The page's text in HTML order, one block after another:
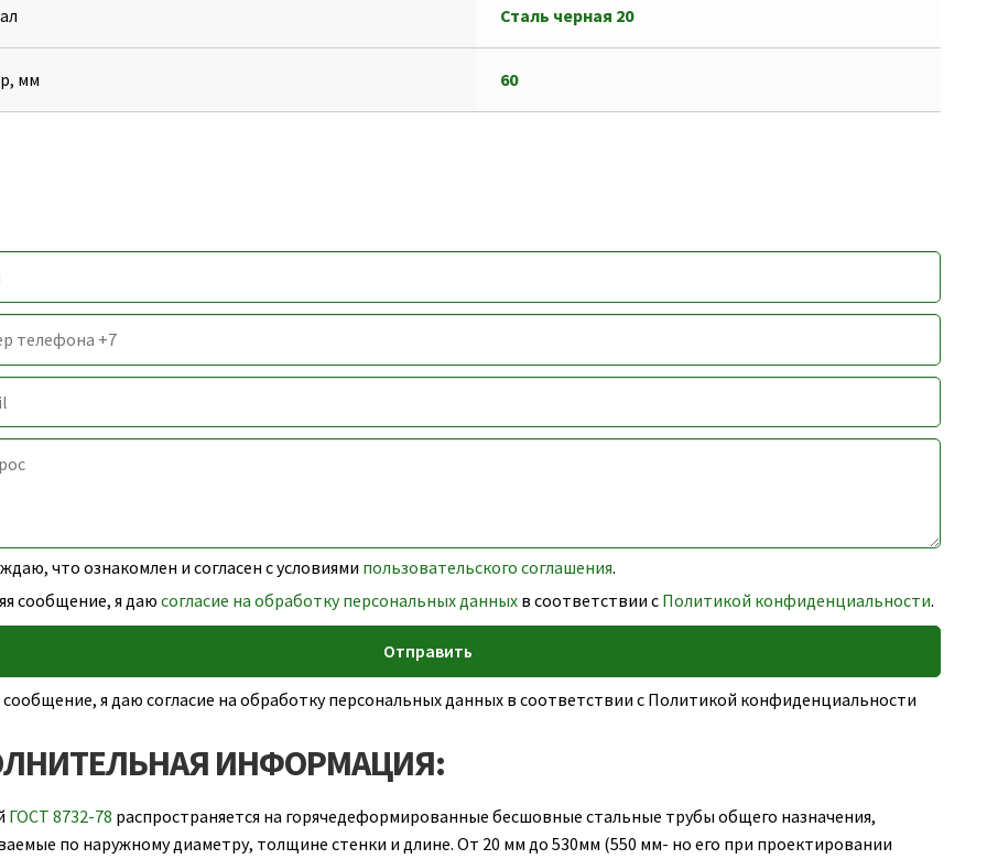
Сталь черная 20
мм 60
что ознакомлен и согласен с условиями пользовательского соглашения.
сообщение, я даю согласие на обработку персональных данныхв соответствии с Политикой конфиденциальности.
я даю согласие на обработку персональных данных в соответствии с Политикой конфиденциальности
ИНФОРМАЦИЯ:
ГОСТ 8732-78 распространяется на горячедеформированные бесшовные стальные трубы общего назначения,
по наружному диаметру, толщине стенки и длине. От 20 мм до 530мм (550 мм- но его при проектировании